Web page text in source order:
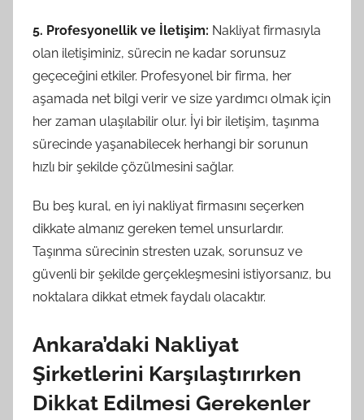
5. Profesyonellik ve İletişim: Nakliyat firmasıyla
olan iletişiminiz, sürecin ne kadar sorunsuz
geçeceğini etkiler. Profesyonel bir firma, her
aşamada net bilgi verir ve size yardımcı olmak için
her zaman ulaşılabilir olur. İyi bir iletişim, taşınma
sürecinde yaşanabilecek herhangi bir sorunun
hızlı bir şekilde çözülmesini sağlar.
Bu beş kural, en iyi nakliyat firmasını seçerken
dikkate almanız gereken temel unsurlardır.
Taşınma sürecinin stresten uzak, sorunsuz ve
güvenli bir şekilde gerçekleşmesini istiyorsanız, bu
noktalara dikkat etmek faydalı olacaktır.
Ankara’daki Nakliyat
Şirketlerini Karşılaştırırken
Dikkat Edilmesi Gerekenler